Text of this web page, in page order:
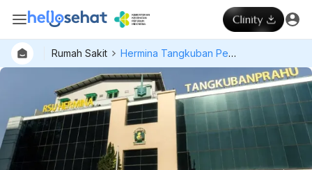
Rumah Sakit Hermina Tangkuban Perahu